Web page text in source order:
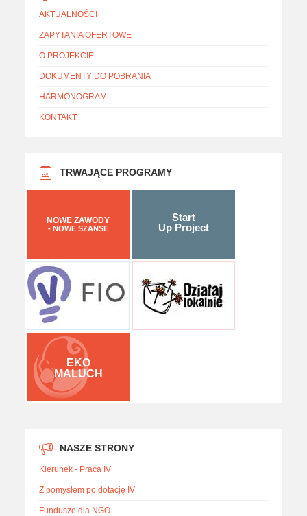
AKTUALNOŚCI
ZAPYTANIA OFERTOWE
O PROJEKCIE
DOKUMENTY DO POBRANIA
HARMONOGRAM
KONTAKT
TRWAJĄCE PROGRAMY
NOWE ZAWODY
- NOWE SZANSE
Start
Up Project
EKO
MALUCH
NASZE STRONY
Kierunek - Praca IV
Z pomysłem po dotację IV
Fundusze dla NGO